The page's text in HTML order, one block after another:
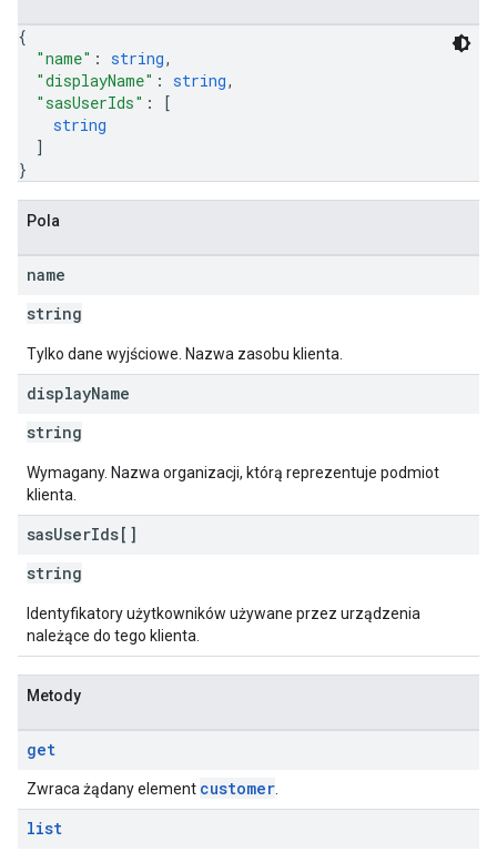
{
"name" : string,
"displayName" : string,
"sasUserIds" :
[
string
]
}
Pola
name
string
Tylko dane wyjściowe. Nazwa zasobu klienta.
displayName
string
Wymagany. Nazwa organizacji, którą reprezentuje podmiot
klienta.
sasUserIds[]
string
Identyfikatory użytkowników używane przez urządzenia
należące do tego klienta.
Metody
get
Zwraca żądany element customer
list